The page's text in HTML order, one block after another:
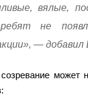
вялые,
не
— добавил
может